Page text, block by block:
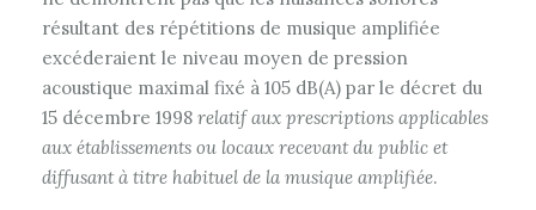
résultant des répétitions de musique amplifiée
excéderaient le niveau moyen de pression
acoustique maximal fixé à 105 dB(A) par le décret du
15 décembre 1998 relatif aux prescriptions applicables
aux établissements ou locaux recevant du public et
diffusant à titre habituel de la musique amplifiée.